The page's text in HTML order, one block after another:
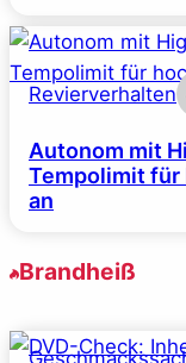
Revierverhalten
Autonom mit
Tempolimit für
an
Brandheiß